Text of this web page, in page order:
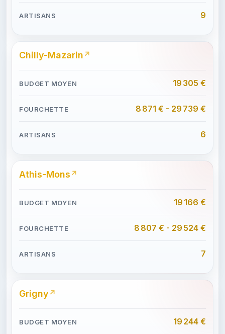
9
Chilly-Mazarin
19 305 €
8 871 € - 29 739 €
6
Athis-Mons
19 166 €
8 807 € - 29 524 €
7
Grigny
19 244 €